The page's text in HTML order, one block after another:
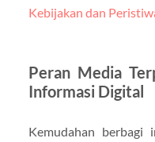
Kebijakan dan
Peran Media
Informasi Digital
Kemudahan berbagi